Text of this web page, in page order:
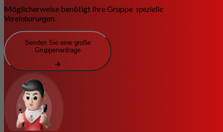
Möglicherweise benötigt Ihre Gruppe spezielle
Vereinbarungen.
Senden Sie eine große
Gruppenanfrage